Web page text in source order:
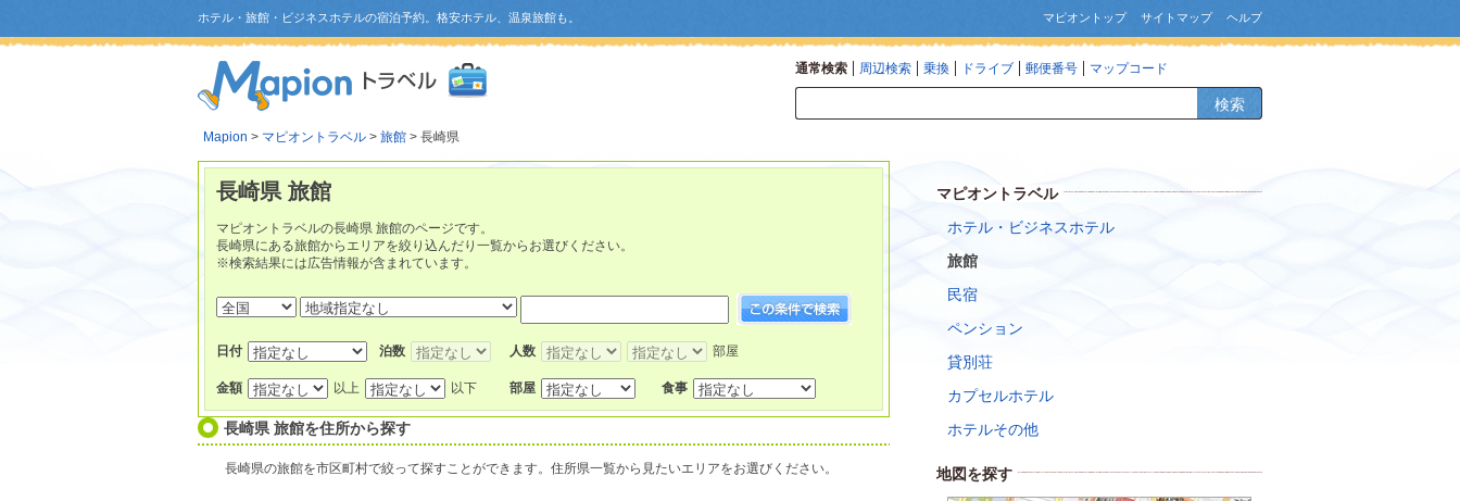
マピオントップ サイトマップ ヘルプ
ホテル・旅館・ビジネスホテルの宿泊予約。格安ホテル、温泉旅館も。
通常検索 周辺検索 乗換 ドライブ 郵便番号 マップコード
検索
Mapion > マピオントラベル > 旅館 > 長崎県
長崎県 旅館
マピオントラベルの長崎県 旅館のページです。
長崎県にある旅館からエリアを絞り込んだり一覧からお選びください。
※検索結果には広告情報が含まれています。
日付 泊数 人数 部屋
金額 以上 以下 部屋 食事
長崎県 旅館を住所から探す
長崎県の旅館を市区町村で絞って探すことができます。住所県一覧から見たいエリアをお選びください。
マピオントラベル
ホテル・ビジネスホテル
旅館
民宿
ペンション
貸別荘
カプセルホテル
ホテルその他
地図を探す